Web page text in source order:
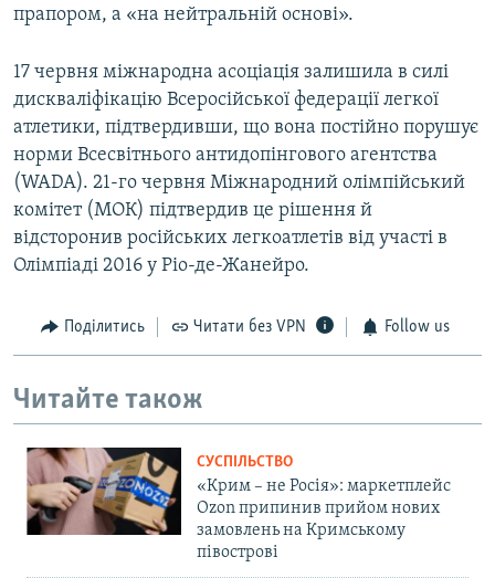
прапором, а «на нейтральній основі».
17 червня міжнародна асоціація залишила в силі
дискваліфікацію Всеросійської федерації легкої
атлетики, підтвердивши, що вона постійно порушує
норми Всесвітнього антидопінгового агентства
(WADA). 21-го червня Міжнародний олімпійський
комітет (МОК) підтвердив це рішення й
відсторонив російських легкоатлетів від участі в
Олімпіаді 2016 у Ріо-де-Жанейро.
Поділитись Читати без VPN Follow us
Читайте також
СУСПІЛЬСТВО
«Крим – не Росія»: маркетплейс
Ozon припинив прийом нових
замовлень на Кримському
півострові